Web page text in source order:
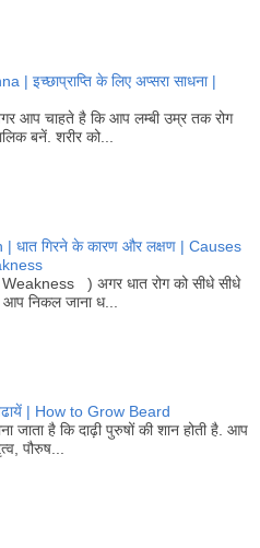
के लिए अप्सरा साधना |
आप चाहते है कि आप लम्बी उम्र तक रोग
बनें. शरीर को...
गिरने के कारण और लक्षण | Causes
) अगर धात रोग को सीधे सीधे
आप निकल जाना ध...
| How to Grow Beard
जाता है कि दाढ़ी पुरुषों की शान होती है. आप
पौरुष...